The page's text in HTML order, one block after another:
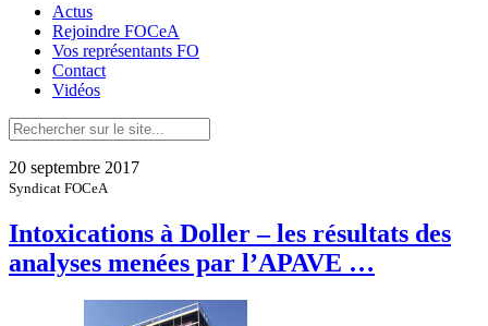
Actus
Rejoindre FOCeA
Vos représentants FO
Contact
Vidéos
20 septembre 2017
Syndicat FOCeA
Intoxications à Doller – les résultats des
analyses menées par l’APAVE …